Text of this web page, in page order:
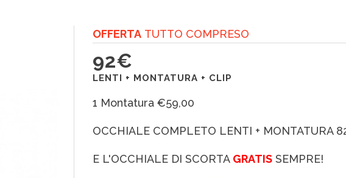
OFFERTA TUTTO COMPRESO
92€
LENTI + MONTATURA + CLIP
1 Montatura €59,00
OCCHIALE COMPLETO LENTI + MONTATURA
E L'OCCHIALE DI SCORTA GRATIS SEMPRE!